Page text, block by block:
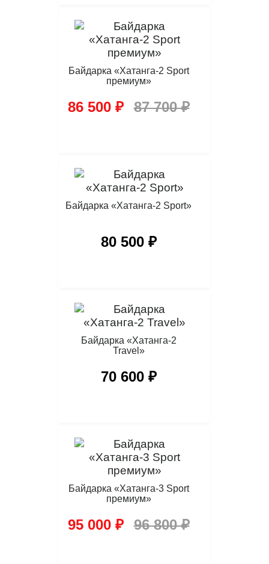
Байдарка «Хатанга-2 Sport
премиум»
86 500 ₽ 87 700 ₽
Байдарка «Хатанга-2 Sport»
80 500 ₽
Байдарка «Хатанга-2
Travel»
70 600 ₽
Байдарка «Хатанга-3 Sport
премиум»
95 000 ₽ 96 800 ₽